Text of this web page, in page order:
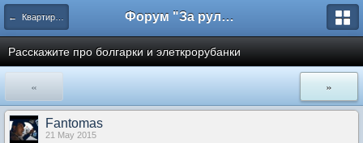
← Квартира, дача, дом Форум "За рулем"
Расскажите про болгарки и элеткрорубанки
« »
Fantomas
21 May 2015